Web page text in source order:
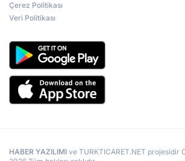
Çerez Politikası
Veri Politikası
HABER YAZILIMI ve TURKTICARET.NET